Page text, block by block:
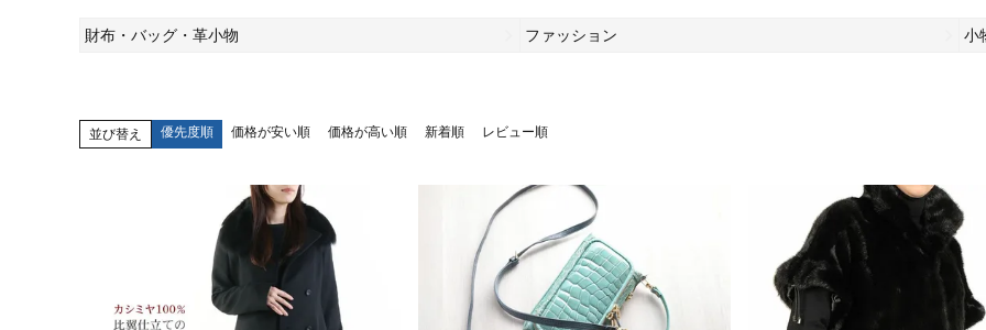
財布・バッグ・革小物 ファッション 小
並び替え 優先度順 価格が安い順 価格が高い順 新着順 レビュー順